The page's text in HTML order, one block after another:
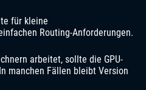
für kleine
Routing-Anforderungen.
arbeitet, sollte die GPU-
manchen Fällen bleibt Version